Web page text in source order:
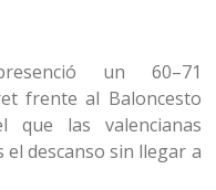
un 60–71
frente al Baloncesto
las valencianas
descanso sin llegar a